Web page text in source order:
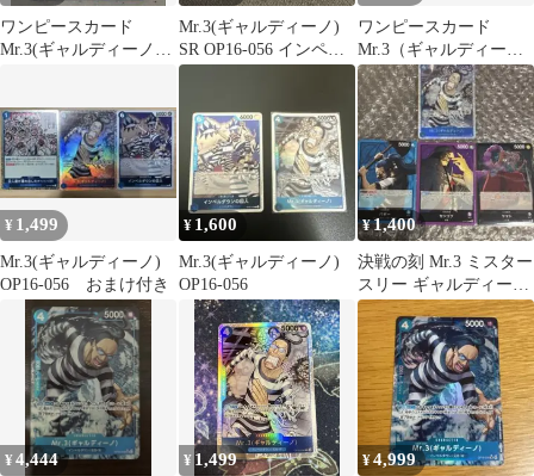
ワンピースカード
Mr.3(ギャルディーノ)
Mr.3(ギャルディーノ)
SR OP16-056 インペル
ダウンの囚人 2枚
ワンピースカード
Mr.3（ギャルディー
ノ）・インペルダウン
の囚人 2枚セット
¥ 1,499
Mr.3(ギャルディーノ)
OP16-056 おまけ付き
¥ 1,600
Mr.3(ギャルディーノ)
OP16-056
¥1,400
決戦の刻 Mr.3 ミスター
スリー ギャルディーノ
SR おまけ3枚付き
¥4,444 ¥1,499 ¥4,999